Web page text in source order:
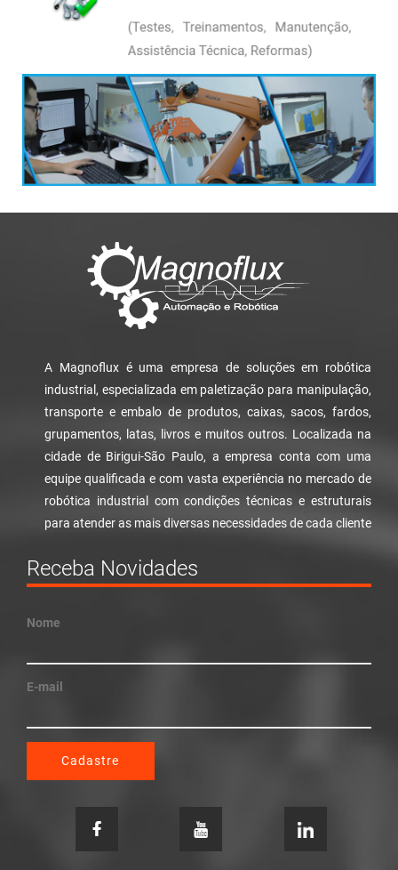
A Magnoflux é uma empresa de soluções em robótica
industrial, especializada em paletização para manipulação,
transporte e embalo de produtos, caixas, sacos, fardos,
grupamentos, latas, livros e muitos outros. Localizada na
cidade de Birigui-São Paulo, a empresa conta com uma
equipe qualificada e com vasta experiência no mercado de
robótica industrial com condições técnicas e estruturais
para atender as mais diversas necessidades de cada cliente
Receba Novidades
Nome
E-mail
Cadastre